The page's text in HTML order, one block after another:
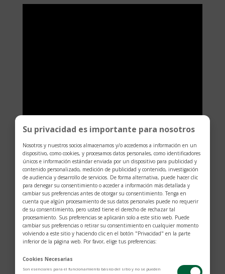
TAMBIÉN TE
PUEDE GUSTAR
Su privacidad es importante para nosotros
Nosotros y nuestros socios almacenamos y/o accedemos a información en un
dispositivo, como cookies, y procesamos datos personales, como identificadores
únicos e información estándar enviada por un dispositivo para publicidad y
contenido personalizado, medición de publicidad y contenido, investigación
de audiencia y desarrollo de servicios. De forma alternativa, puede hacer clic
para denegar su consentimiento o acceder a información más detallada y
cambiar sus preferencias antes de otorgar su consentimiento. Tenga en
cuenta que algún procesamiento de sus datos personales puede no requerir
de su consentimiento, pero usted tiene el derecho de rechazar tal
procesamiento. Sus preferencias se aplicarán solo a este sitio web. Puede
cambiar sus preferencias o retirar su consentimiento en cualquier momento
volviendo a este sitio y haciendo clic en el botón "Privacidad" en la parte
inferior de la página web. Por favor, elige tus preferencias:
Cookies Necesarias
Son esenciales para el funcionamiento básico del sitio y no se pueden